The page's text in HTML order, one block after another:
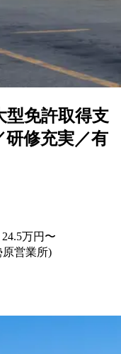
型免許取得支
研修充実／有
万円〜
営業所)